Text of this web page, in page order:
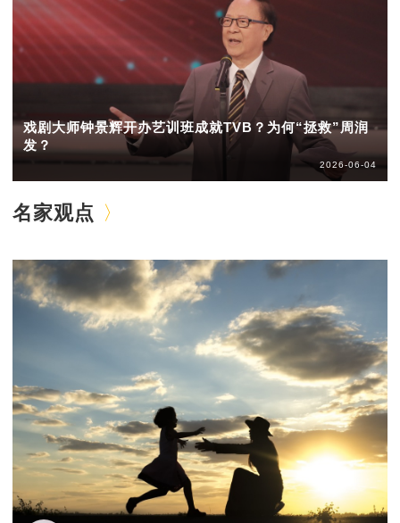
戏剧大师钟景辉开办艺训班成就TVB？为何“拯救”周润
发？
2026-06-04
名家观点